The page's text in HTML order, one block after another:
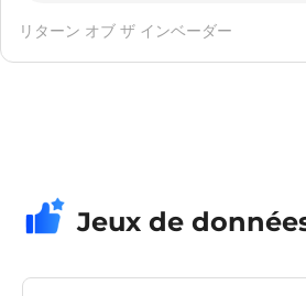
リターン オブ ザ インベーダー
Jeux de